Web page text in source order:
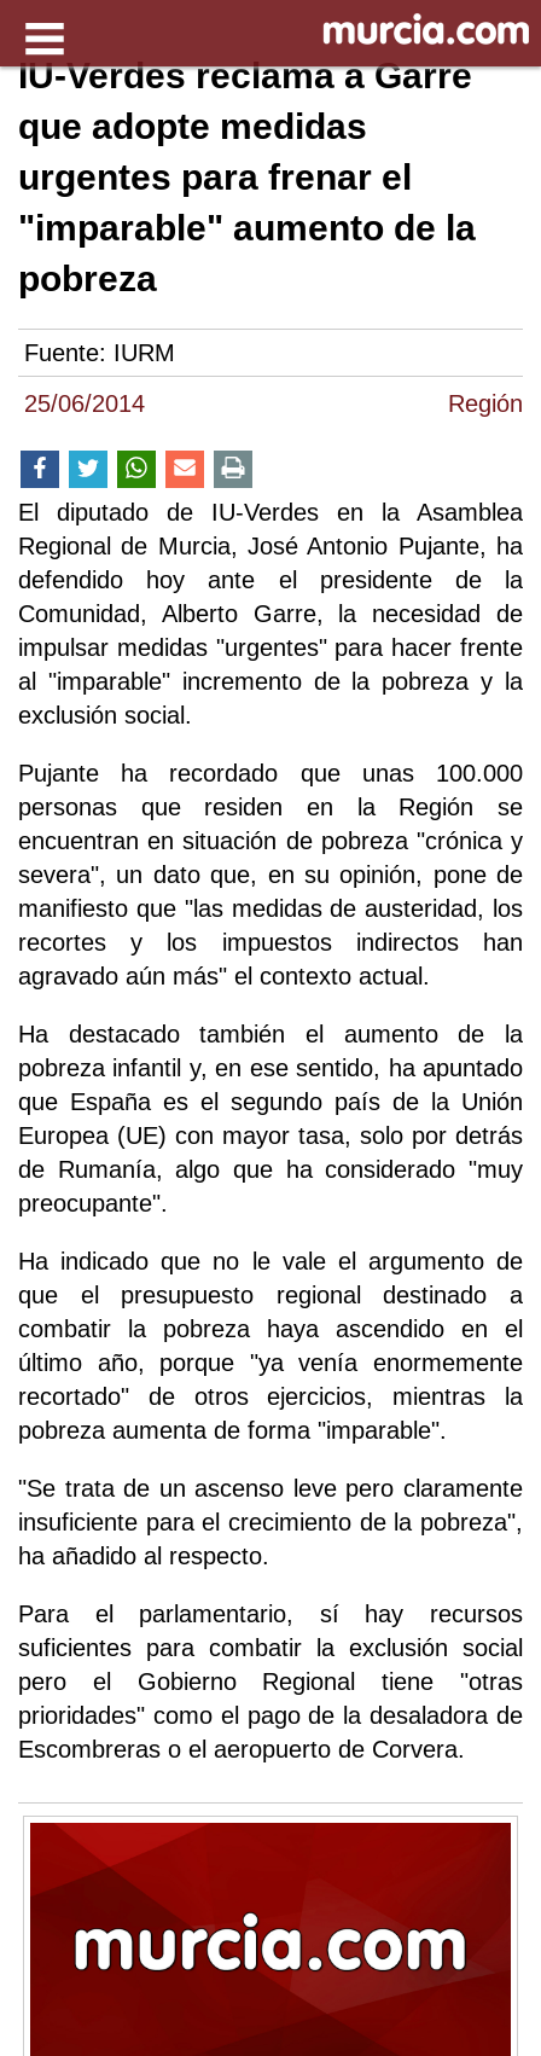
25/06/2014 Región
IU-Verdes reclama a Garre
que adopte medidas
urgentes para frenar el
"imparable" aumento de la
pobreza
Fuente: IURM
El diputado de IU-Verdes en la Asamblea
Regional de Murcia, José Antonio Pujante, ha
defendido hoy ante el presidente de la
Comunidad, Alberto Garre, la necesidad de
impulsar medidas "urgentes" para hacer frente
al "imparable" incremento de la pobreza y la
exclusión social.
Pujante ha recordado que unas 100.000
personas que residen en la Región se
encuentran en situación de pobreza "crónica y
severa", un dato que, en su opinión, pone de
manifiesto que "las medidas de austeridad, los
recortes y los impuestos indirectos han
agravado aún más" el contexto actual.
Ha destacado también el aumento de la
pobreza infantil y, en ese sentido, ha apuntado
que España es el segundo país de la Unión
Europea (UE) con mayor tasa, solo por detrás
de Rumanía, algo que ha considerado "muy
preocupante".
Ha indicado que no le vale el argumento de
que el presupuesto regional destinado a
combatir la pobreza haya ascendido en el
último año, porque "ya venía enormemente
recortado" de otros ejercicios, mientras la
pobreza aumenta de forma "imparable".
"Se trata de un ascenso leve pero claramente
insuficiente para el crecimiento de la pobreza",
ha añadido al respecto.
Para el parlamentario, sí hay recursos
suficientes para combatir la exclusión social
pero el Gobierno Regional tiene "otras
prioridades" como el pago de la desaladora de
Escombreras o el aeropuerto de Corvera.